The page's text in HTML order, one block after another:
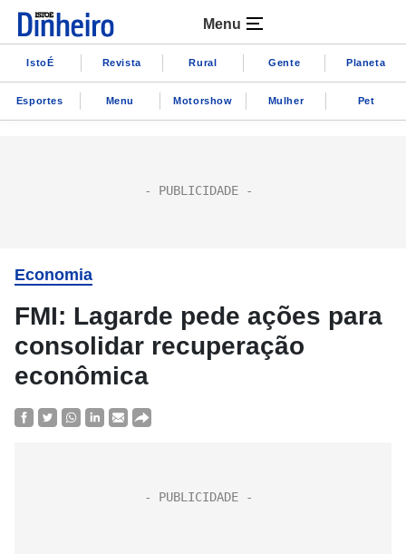
Menu
IstoÉ Revista Rural Gente Planeta
Esportes Menu Motorshow Mulher Pet
Economia
FMI: Lagarde pede ações para
consolidar recuperação
econômica